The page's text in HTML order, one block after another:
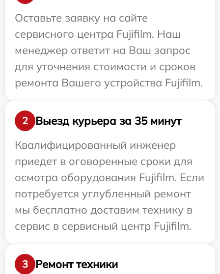
Оставьте заявку на сайте
сервисного центра Fujifilm. Наш
менеджер ответит на Ваш запрос
для уточнения стоимости и сроков
ремонта Вашего устройства Fujifilm.
2
Выезд курьера за 35 минут
Квалифицированный инженер
приедет в оговоренные сроки для
осмотра оборудования Fujifilm. Если
потребуется углубленный ремонт
мы бесплатно доставим технику в
сервис в сервисный центр Fujifilm.
3
Ремонт техники